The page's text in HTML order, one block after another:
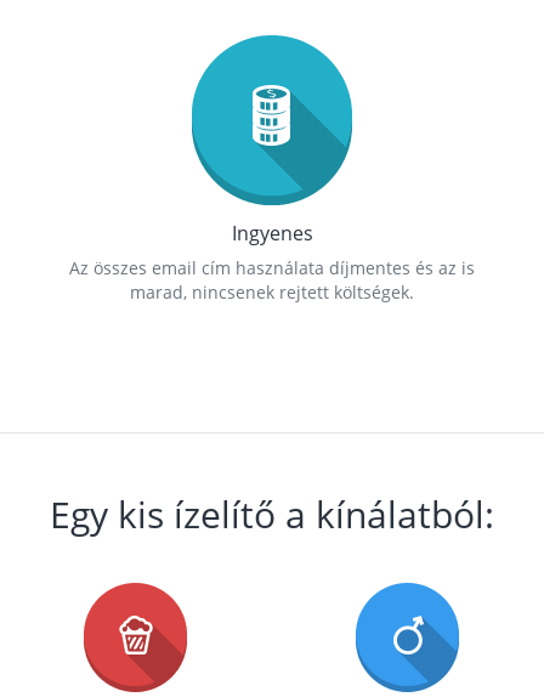
Ingyenes
Az összes email cím használata díjmentes és az is
marad, nincsenek rejtett költségek.
Egy kis ízelítő a kínálatból: